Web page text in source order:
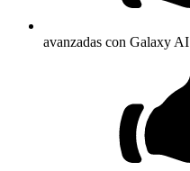
avanzadas con Galaxy AI